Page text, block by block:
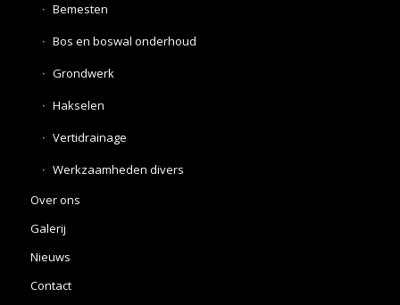
Bemesten
Bos en boswal onderhoud
Grondwerk
Hakselen
Vertidrainage
Werkzaamheden divers
Over ons
Galerij
Nieuws
Contact